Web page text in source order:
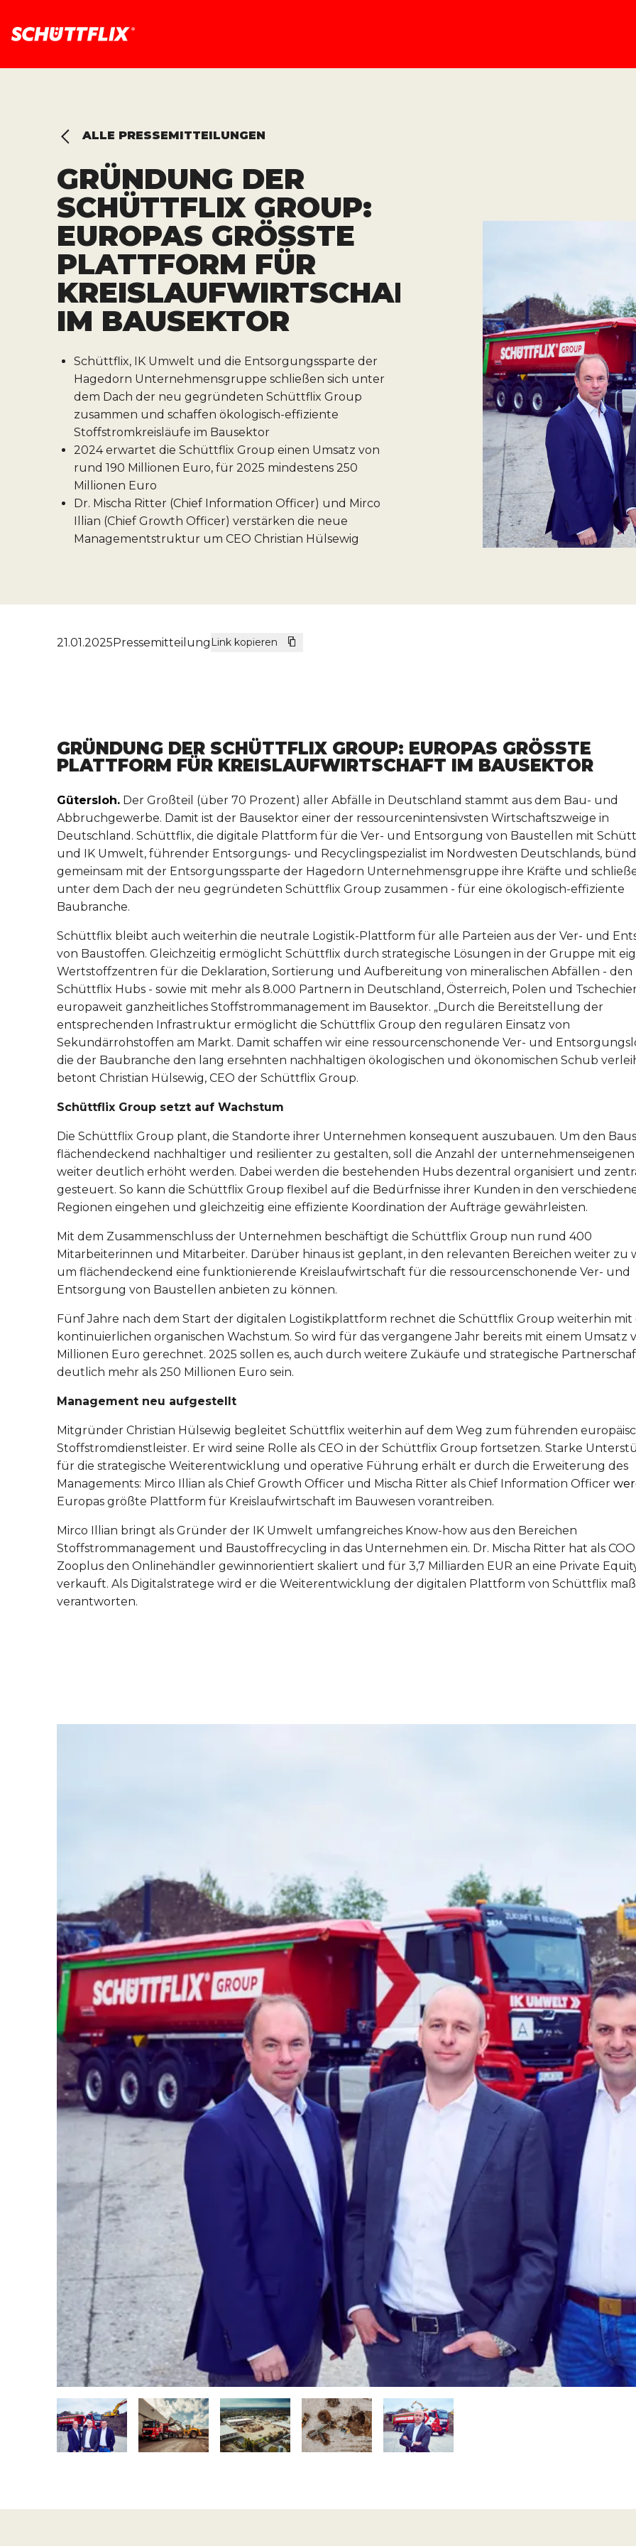
ALLE PRESSEMITTEILUNGEN
GRÜNDUNG DER
SCHÜTTFLIX GROUP:
EUROPAS GRÖSSTE P
LATTFORM FÜR K
REISLAUFWIRTSCHAFT I
M BAUSEKTOR
Schüttflix, IK Umwelt und die Entsorgungssparte der
Hagedorn Unternehmensgruppe schließen sich unter
dem Dach der neu gegründeten Schüttflix Group
zusammen und schaffen ökologisch-effiziente
Stoffstromkreisläufe im Bausektor
2024 erwartet die Schüttflix Group einen Umsatz von
rund 190 Millionen Euro, für 2025 mindestens 250
Millionen Euro
Dr. Mischa Ritter (Chief Information Officer) und Mirco
Illian (Chief Growth Officer) verstärken die neue
Managementstruktur um CEO Christian Hülsewig
21.01.2025Pressemitteilung Link kopieren
GRÜNDUNG DER SCHÜTTFLIX GROUP: EUROPAS GRÖSSTE P
LATTFORM FÜR KREISLAUFWIRTSCHAFT IM BAUSEKTOR
Gütersloh. Der Großteil (über 70 Prozent) aller Abfälle in Deutschland stammt aus dem Bau- und
Abbruchgewerbe. Damit ist der Bausektor einer der ressourcenintensivsten Wirtschaftszweige in
Deutschland. Schüttflix, die digitale Plattform für die Ver- und Entsorgung von Baustellen mit
und IK Umwelt, führender Entsorgungs- und Recyclingspezialist im Nordwesten Deutschlands,
gemeinsam mit der Entsorgungssparte der Hagedorn Unternehmensgruppe ihre Kräfte und
unter dem Dach der neu gegründeten Schüttflix Group zusammen - für eine ökologisch-effiziente
Baubranche.
Schüttflix bleibt auch weiterhin die neutrale Logistik-Plattform für alle Parteien aus der Ver- und
von Baustoffen. Gleichzeitig ermöglicht Schüttflix durch strategische Lösungen in der Gruppe mit
Wertstoffzentren für die Deklaration, Sortierung und Aufbereitung von mineralischen Abfällen - den
Schüttflix Hubs - sowie mit mehr als 8.000 Partnern in Deutschland, Österreich, Polen und
europaweit ganzheitliches Stoffstrommanagement im Bausektor. „Durch die Bereitstellung der
entsprechenden Infrastruktur ermöglicht die Schüttflix Group den regulären Einsatz von
Sekundärrohstoffen am Markt. Damit schaffen wir eine ressourcenschonende Ver- und
die der Baubranche den lang ersehnten nachhaltigen ökologischen und ökonomischen Schub
betont Christian Hülsewig, CEO der Schüttflix Group.
Schüttflix Group setzt auf Wachstum
Die Schüttflix Group plant, die Standorte ihrer Unternehmen konsequent auszubauen. Um den
flächendeckend nachhaltiger und resilienter zu gestalten, soll die Anzahl der
weiter deutlich erhöht werden. Dabei werden die bestehenden Hubs dezentral organisiert und
gesteuert. So kann die Schüttflix Group flexibel auf die Bedürfnisse ihrer Kunden in den
Regionen eingehen und gleichzeitig eine effiziente Koordination der Aufträge gewährleisten.
Mit dem Zusammenschluss der Unternehmen beschäftigt die Schüttflix Group nun rund 400
Mitarbeiterinnen und Mitarbeiter. Darüber hinaus ist geplant, in den relevanten Bereichen weiter zu
um flächendeckend eine funktionierende Kreislaufwirtschaft für die ressourcenschonende Ver- und
Entsorgung von Baustellen anbieten zu können.
Fünf Jahre nach dem Start der digitalen Logistikplattform rechnet die Schüttflix Group weiterhin mit
kontinuierlichen organischen Wachstum. So wird für das vergangene Jahr bereits mit einem Umsatz
Millionen Euro gerechnet. 2025 sollen es, auch durch weitere Zukäufe und strategische
deutlich mehr als 250 Millionen Euro sein.
Management neu aufgestellt
Mitgründer Christian Hülsewig begleitet Schüttflix weiterhin auf dem Weg zum führenden
Stoffstromdienstleister. Er wird seine Rolle als CEO in der Schüttflix Group fortsetzen. Starke
für die strategische Weiterentwicklung und operative Führung erhält er durch die Erweiterung des
Managements: Mirco Illian als Chief Growth Officer und Mischa Ritter als Chief Information Officer
Europas größte Plattform für Kreislaufwirtschaft im Bauwesen vorantreiben.
Mirco Illian bringt als Gründer der IK Umwelt umfangreiches Know-how aus den Bereichen
Stoffstrommanagement und Baustoffrecycling in das Unternehmen ein. Dr. Mischa Ritter hat als
Zooplus den Onlinehändler gewinnorientiert skaliert und für 3,7 Milliarden EUR an eine Private
verkauft. Als Digitalstratege wird er die Weiterentwicklung der digitalen Plattform von Schüttflix
verantworten.